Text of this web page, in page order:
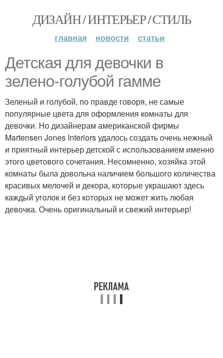
ДИЗАЙН / ИНТЕРЬЕР / СТИЛЬ
главная новости статьи
Детская для девочки в
зелено-голубой гамме
Зеленый и голубой, по правде говоря, не самые
популярные цвета для оформления комнаты для
девочки. Но дизайнерам американской фирмы
Martensen Jones Interiors удалось создать очень нежный
и приятный интерьер детской с использованием именно
этого цветового сочетания. Несомненно, хозяйка этой
комнаты была довольна наличием большого количества
красивых мелочей и декора, которые украшают здесь
каждый уголок и без которых не может жить любая
девочка. Очень оригинальный и свежий интерьер!